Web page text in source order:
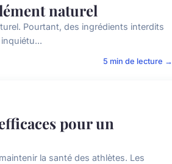
naturel
Pourtant, des ingrédients interdits
5 min de lecture →
pour un
la santé des athlètes. Les